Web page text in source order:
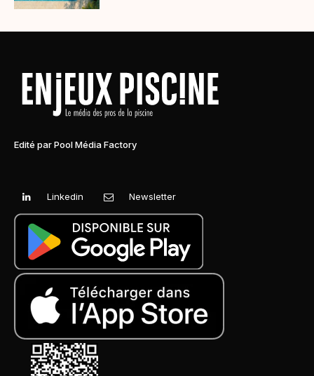
Edité par Pool Média Factory
Linkedin Newsletter